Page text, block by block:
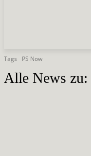
Tags PS Now
Alle News zu: